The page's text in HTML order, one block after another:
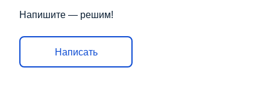
Напишите — решим!
Написать